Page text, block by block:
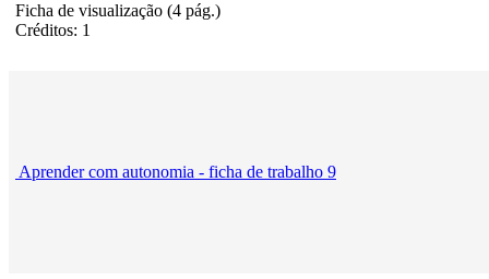
Ficha de visualização (4 pág.)
Créditos: 1
Aprender com autonomia - ficha de trabalho 9